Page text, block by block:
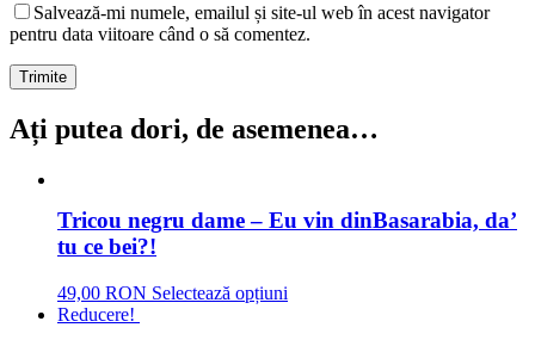
Salvează-mi numele, emailul și site-ul web în acest navigator
pentru data viitoare când o să comentez.
Ați putea dori, de asemenea…
Tricou negru dame – Eu vin dinBasarabia, da’
tu ce bei?!
49,00 RON Selectează opțiuni
Reducere!